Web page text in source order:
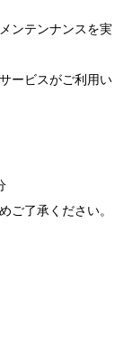
ンテンナンスを実
ービスがご利用い
ご了承ください。